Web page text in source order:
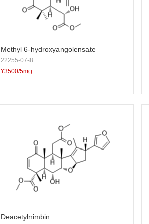
Methyl 6-hydroxyangolensate
22255-07-8
¥3500/5mg
Deacetylnimbin